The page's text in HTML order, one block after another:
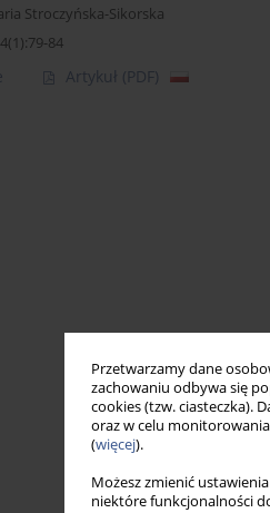
Przetwarzamy dane
zachowaniu odbywa się
cookies (tzw. ciasteczka).
oraz w celu
(więcej).
Możesz zmienić
niektóre funkcjonalności
Stroczyńska-Sikorska
84
Artykuł (PDF)